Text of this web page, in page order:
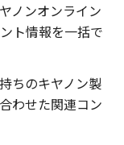
ノンオンライン
ト情報を一括で
ちのキヤノン製
わせた関連コン